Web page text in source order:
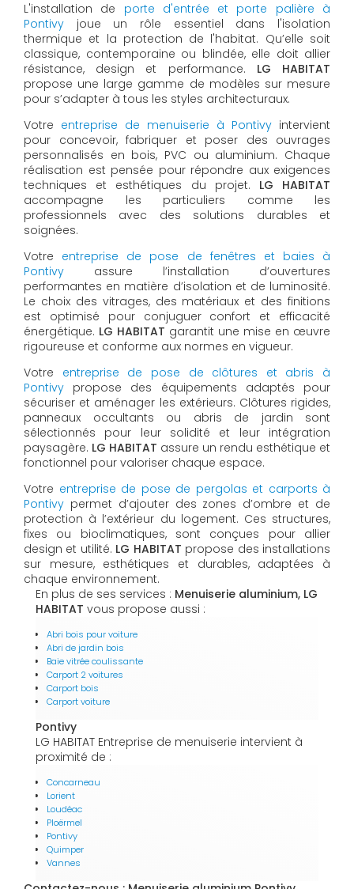
L'installation de porte d'entrée et porte palière à
Pontivy joue un rôle essentiel dans l'isolation
thermique et la protection de l'habitat. Qu’elle soit
classique, contemporaine ou blindée, elle doit allier
résistance, design et performance. LG HABITAT
propose une large gamme de modèles sur mesure
pour s’adapter à tous les styles architecturaux.
Votre entreprise de menuiserie à Pontivy intervient
pour concevoir, fabriquer et poser des ouvrages
personnalisés en bois, PVC ou aluminium. Chaque
réalisation est pensée pour répondre aux exigences
techniques et esthétiques du projet. LG HABITAT
accompagne les particuliers comme les
professionnels avec des solutions durables et
soignées.
Votre entreprise de pose de fenêtres et baies à
Pontivy assure l’installation d’ouvertures
performantes en matière d’isolation et de luminosité.
Le choix des vitrages, des matériaux et des finitions
est optimisé pour conjuguer confort et efficacité
énergétique. LG HABITAT garantit une mise en œuvre
rigoureuse et conforme aux normes en vigueur.
Votre entreprise de pose de clôtures et abris à
Pontivy propose des équipements adaptés pour
sécuriser et aménager les extérieurs. Clôtures rigides,
panneaux occultants ou abris de jardin sont
sélectionnés pour leur solidité et leur intégration
paysagère. LG HABITAT assure un rendu esthétique et
fonctionnel pour valoriser chaque espace.
Votre entreprise de pose de pergolas et carports à
Pontivy permet d’ajouter des zones d’ombre et de
protection à l’extérieur du logement. Ces structures,
fixes ou bioclimatiques, sont conçues pour allier
design et utilité. LG HABITAT propose des installations
sur mesure, esthétiques et durables, adaptées à
chaque environnement.
En plus de ses services : Menuiserie aluminium, LG
HABITAT vous propose aussi :
Abri bois pour voiture
Abri de jardin bois
Baie vitrée coulissante
Carport 2 voitures
Carport bois
Carport voiture
Pontivy
LG HABITAT Entreprise de menuiserie intervient à
proximité de :
Concarneau
Lorient
Loudéac
Ploërmel
Pontivy
Quimper
Vannes